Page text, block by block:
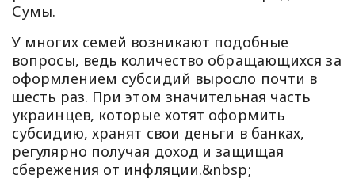
Сумы.
У многих семей возникают подобные
вопросы, ведь количество обращающихся за
оформлением субсидий выросло почти в
шесть раз. При этом значительная часть
украинцев, которые хотят оформить
субсидию, хранят свои деньги в банках,
регулярно получая доход и защищая
сбережения от инфляции.&nbsp;